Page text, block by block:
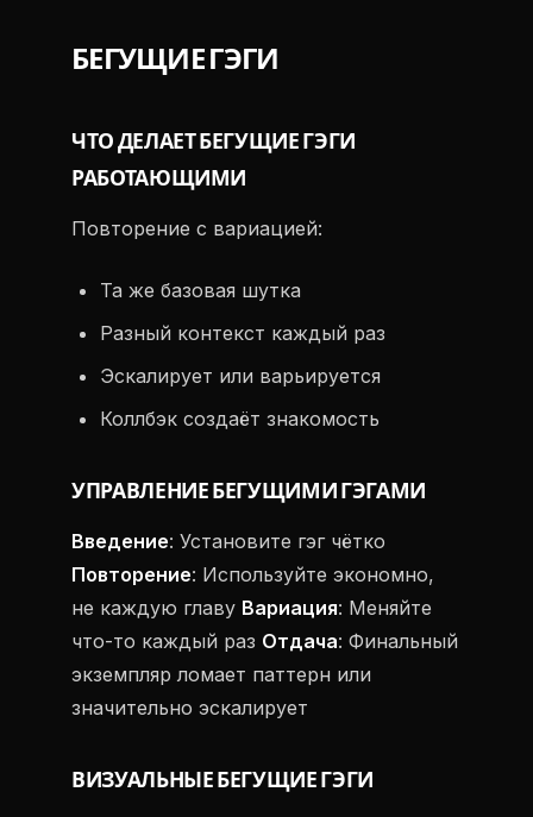
БЕГУЩИЕ ГЭГИ
ЧТО ДЕЛАЕТ БЕГУЩИЕ ГЭГИ
РАБОТАЮЩИМИ
Повторение с вариацией:
Та же базовая шутка
Разный контекст каждый раз
Эскалирует или варьируется
Коллбэк создаёт знакомость
УПРАВЛЕНИЕ БЕГУЩИМИ ГЭГАМИ
Введение: Установите гэг чётко
Повторение: Используйте экономно,
не каждую главу Вариация: Меняйте
что-то каждый раз Отдача: Финальный
экземпляр ломает паттерн или
значительно эскалирует
ВИЗУАЛЬНЫЕ БЕГУЩИЕ ГЭГИ